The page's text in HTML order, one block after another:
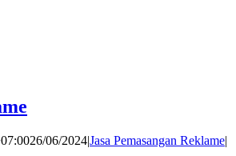
26/06/2024|Jasa Pemasangan Reklame|